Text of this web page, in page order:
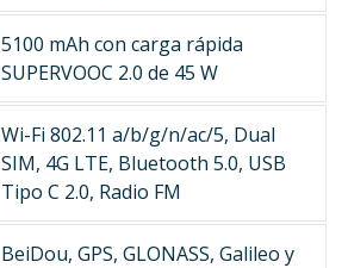
5100 mAh con carga rápida
SUPERVOOC 2.0 de 45 W
Wi-Fi 802.11 a/b/g/n/ac/5, Dual
SIM, 4G LTE, Bluetooth 5.0, USB
Tipo C 2.0, Radio FM
BeiDou, GPS, GLONASS, Galileo y